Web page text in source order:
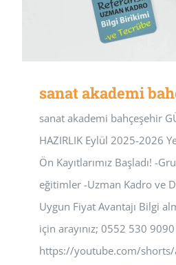
sanat akademi
sanat akademi bahçeşehir
HAZIRLIK Eylül 2025-2026
Ön Kayıtlarımız Başladı! -
eğitimler -Uzman Kadro ve
Uygun Fiyat Avantajı Bilgi
için arayınız; 0552 530 9090
https://youtube.com/shorts/